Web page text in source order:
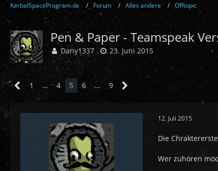
KerbalSpaceProgram.de Forum Alles andere Offtopic
Pen & Paper - Teamspeak
Dany1337 23. Juni 2015
1 … 4 5 6 … 9
12. Juli 2015
Die
Wer zuhören